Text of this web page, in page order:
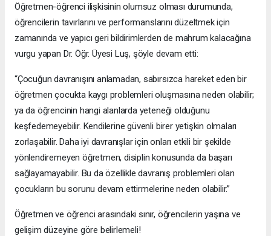
Öğretmen-öğrenci ilişkisinin olumsuz olması durumunda,
öğrencilerin tavırlarını ve performanslarını düzeltmek için
zamanında ve yapıcı geri bildirimlerden de mahrum kalacağına
vurgu yapan Dr. Öğr. Üyesi Luş, şöyle devam etti:
“Çocuğun davranışını anlamadan, sabırsızca hareket eden bir
öğretmen çocukta kaygı problemleri oluşmasına neden olabilir;
ya da öğrencinin hangi alanlarda yeteneği olduğunu
keşfedemeyebilir. Kendilerine güvenli birer yetişkin olmaları
zorlaşabilir. Daha iyi davranışlar için onları etkili bir şekilde
yönlendiremeyen öğretmen, disiplin konusunda da başarı
sağlayamayabilir. Bu da özellikle davranış problemleri olan
çocukların bu sorunu devam ettirmelerine neden olabilir.”
Öğretmen ve öğrenci arasındaki sınır, öğrencilerin yaşına ve
gelişim düzeyine göre belirlemeli!